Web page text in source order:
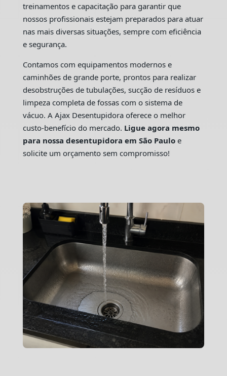
treinamentos e capacitação para garantir que
nossos profissionais estejam preparados para atuar
nas mais diversas situações, sempre com eficiência
e segurança.
Contamos com equipamentos modernos e
caminhões de grande porte, prontos para realizar
desobstruções de tubulações, sucção de resíduos e
limpeza completa de fossas com o sistema de
vácuo. A Ajax Desentupidora oferece o melhor
custo-benefício do mercado. Ligue agora mesmo
para nossa desentupidora em São Pauloe
solicite um orçamento sem compromisso!